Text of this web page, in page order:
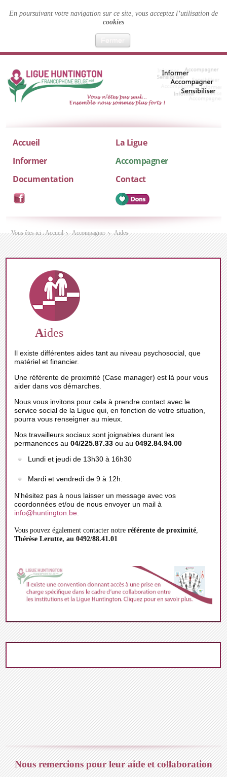
En poursuivant votre navigation sur ce site, vous acceptez l’utilisation de
cookies
Fermer
Accueil
La Ligue
Informer
Accompagner
Documentation
Contact
Vous êtes ici :Accueil Accompagner Aides
Aides
Il existe différentes aides tant au niveau psychosocial, que
matériel et financier.
Une référente de proximité (Case manager) est là pour vous
aider dans vos démarches.
Nous vous invitons pour cela à prendre contact avec le
service social de la Ligue qui, en fonction de votre situation,
pourra vous renseigner au mieux.
Nos travailleurs sociaux sont joignables durant les
permanences au04/225.87.33ou au 0492.84.94.00
Lundi et jeudi de 13h30 à 16h30
Mardi et vendredi de 9 à 12h.
N'hésitez pas à nous laisser un message avec vos
coordonnées et/ou de nous envoyer un mail à
info@huntington.be.
Vous pouvez également contacter notreréférente de proximité,
Thérèse Lerutte, au 0492/88.41.01
Nous remercions pour leur aide et collaboration